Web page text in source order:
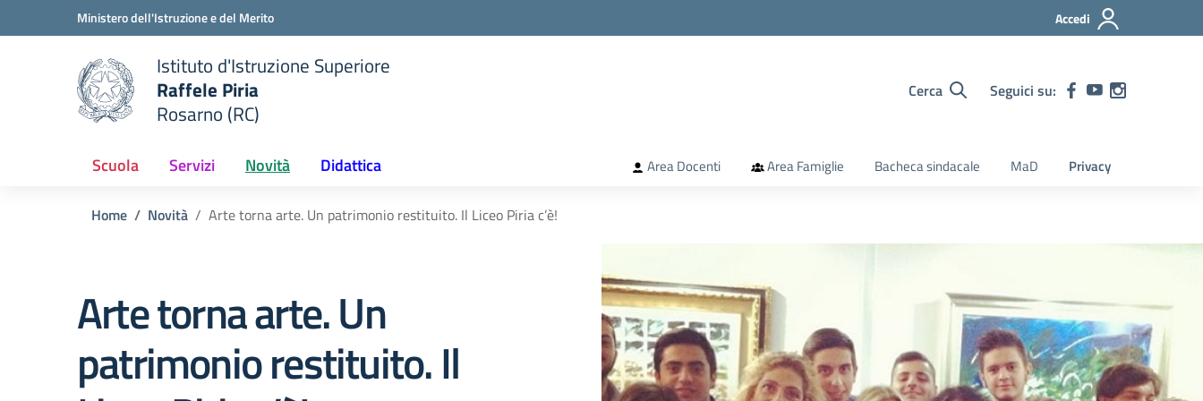
Vai ai contenuti
Vai al menu di navigazioneMinistero dell'Istruzione e del Merito Accedi
scuola
Istituto d'Istruzione Superiore
Raffele Piria
Rosarno (RC)
Cerca Seguici su:
Scuola Servizi Novità Didattica Area Docenti Area Famiglie Bacheca sindacale MaD Privacy
Home Novità Arte torna arte. Un patrimonio restituito. Il Liceo Piria c’è!
Arte torna arte. Un
patrimonio restituito. Il